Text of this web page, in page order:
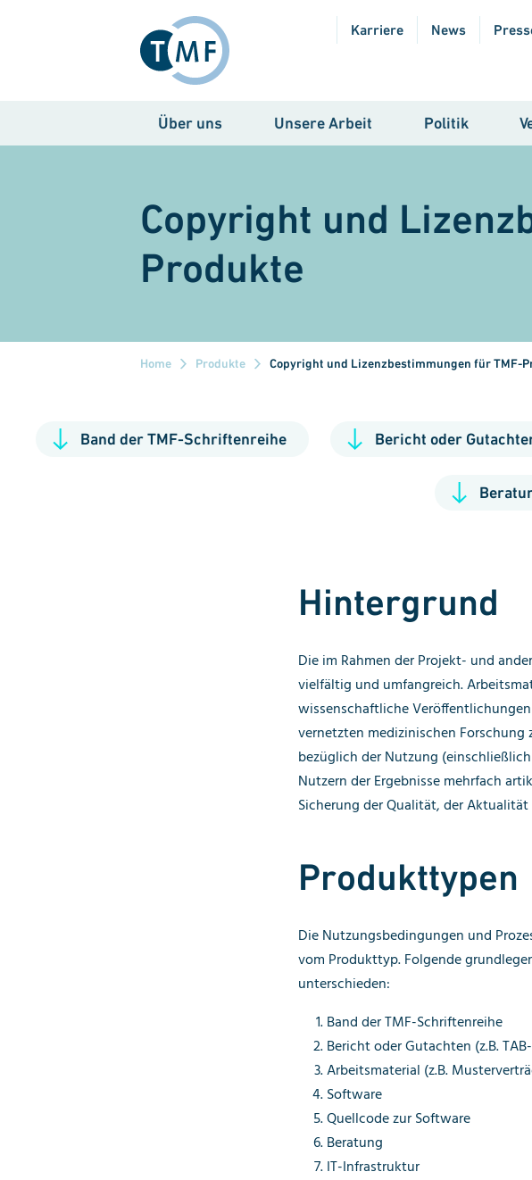
Karriere News
Über uns Unsere Arbeit Politik
Copyright und Lizenz
Produkte
Home Produkte Copyright und Lizenzbestimmungen für TMF-
Band der TMF-Schriftenreihe Bericht oder
Hintergrund
Die im Rahmen der Projekt- und
vielfältig und umfangreich.
wissenschaftliche
vernetzten medizinischen Forschung
bezüglich der Nutzung
Nutzern der Ergebnisse mehrfach
Sicherung der Qualität, der
Produkttypen
Die Nutzungsbedingungen und
vom Produkttyp. Folgende
unterschieden:
Band der TMF-Schriftenreihe
Bericht oder Gutachten (z.B.
Arbeitsmaterial (z.B.
Software
Quellcode zur Software
Beratung
IT-Infrastruktur